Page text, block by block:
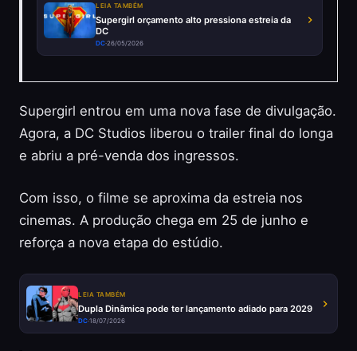
LEIA TAMBÉM
Supergirl orçamento alto pressiona estreia da
DC
DC·26/05/2026
Supergirl entrou em uma nova fase de divulgação.
Agora, a DC Studios liberou o trailer final do longa
e abriu a pré-venda dos ingressos.
Com isso, o filme se aproxima da estreia nos
cinemas. A produção chega em 25 de junho e
reforça a nova etapa do estúdio.
LEIA TAMBÉM
Dupla Dinâmica pode ter lançamento adiado para 2029
DC·18/07/2026